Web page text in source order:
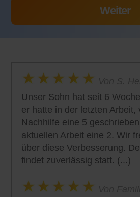
Unser Sohn hat seit 6
er hatte in der letzten Arbeit,
Nachhilfe eine 5
aktuellen Arbeit eine 2. Wir
über diese Verbesserung.
findet zuverlässig statt. (...)